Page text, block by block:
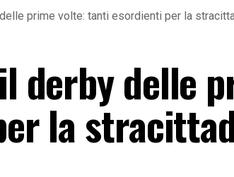
prime volte: tanti esordienti per la
derby delle
la